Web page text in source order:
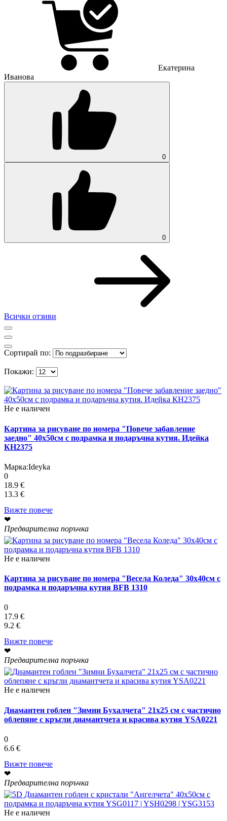
Екатерина
Иванова
0
0
Всички отзиви
Сортирай по:
Покажи:
Не е наличен
Картина за рисуване по номера "Повече забавление
заедно" 40х50см с подрамка и подаръчна кутия. Идейка
КН2375
Марка:Ideyka
0
18.9 €
13.3 €
Вижте повече
❤
Предварителна поръчка
Не е наличен
Картина за рисуване по номера "Весела Коледа" 30х40см с
подрамка и подаръчна кутия BFB 1310
0
17.9 €
9.2 €
Вижте повече
❤
Предварителна поръчка
Не е наличен
Диамантен гоблен "Зимни Бухалчета" 21x25 см с частично
облепяне с кръгли диамантчета и красива кутия YSA0221
0
6.6 €
Вижте повече
❤
Предварителна поръчка
Не е наличен